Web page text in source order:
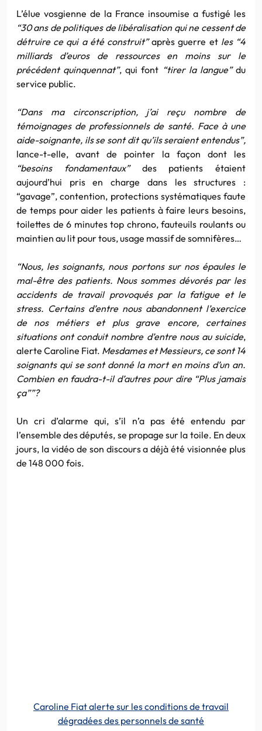
L’élue vosgienne de la France insoumise a fustigé les
“30 ans de politiques de libéralisation qui ne cessent de
détruire ce qui a été construit”après guerre et les “4
milliards d’euros de ressources en moins sur le
précédent quinquennat”, qui font “tirer la langue”du
service public.
“Dans ma circonscription, j’ai reçu nombre de
témoignages de professionnels de santé. Face à une
aide-soignante, ils se sont dit qu’ils seraient entendus”,
lance-t-elle, avant de pointer la façon dont les
“besoins fondamentaux”des patients étaient
aujourd’hui pris en charge dans les structures :
“gavage”, contention, protections systématiques faute
de temps pour aider les patients à faire leurs besoins,
toilettes de 6 minutes top chrono, fauteuils roulants ou
maintien au lit pour tous, usage massif de somnifères…
“Nous, les soignants, nous portons sur nos épaules le
mal-être des patients. Nous sommes dévorés par les
accidents de travail provoqués par la fatigue et le
stress. Certains d’entre nous abandonnent l’exercice
de nos métiers et plus grave encore, certaines
situations ont conduit nombre d’entre nous au suicide,
alerte Caroline Fiat. Mesdames et Messieurs, ce sont 14
soignants qui se sont donné la mort en moins d’un an.
Combien en faudra-t-il d’autres pour dire “Plus jamais
ça””?
Un cri d’alarme qui, s’il n’a pas été entendu par
l’ensemble des députés, se propage sur la toile. En deux
jours, la vidéo de son discours a déjà été visionnée plus
de 148 000 fois.
Caroline Fiat alerte sur les conditions de travail
dégradées des personnels de santé